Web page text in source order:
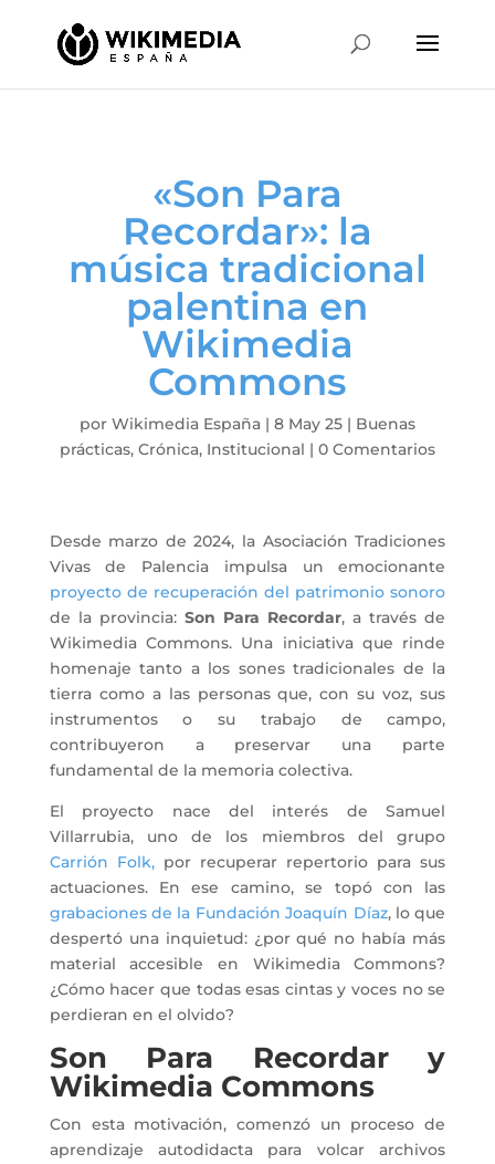
«Son Para
Recordar»: la
música tradicional
palentina en
Wikimedia
Commons
por Wikimedia España| 8 May 25| Buenas
prácticas, Crónica, Institucional | 0 Comentarios
Desde marzo de 2024, la Asociación Tradiciones
Vivas de Palencia impulsa un emocionante
proyecto de recuperación del patrimonio sonoro
de la provincia: Son Para Recordar, a través de
Wikimedia Commons. Una iniciativa que rinde
homenaje tanto a los sones tradicionales de la
tierra como a las personas que, con su voz, sus
instrumentos o su trabajo de campo,
contribuyeron a preservar una parte
fundamental de la memoria colectiva.
El proyecto nace del interés de Samuel
Villarrubia, uno de los miembros del grupo
Carrión Folk,por recuperar repertorio para sus
actuaciones. En ese camino, se topó con las
grabaciones de la Fundación Joaquín Díaz, lo que
despertó una inquietud: ¿por qué no había más
material accesible en Wikimedia Commons?
¿Cómo hacer que todas esas cintas y voces no se
perdieran en el olvido?
Son Para Recordar y
Wikimedia Commons
Con esta motivación, comenzó un proceso de
aprendizaje autodidacta para volcar archivos